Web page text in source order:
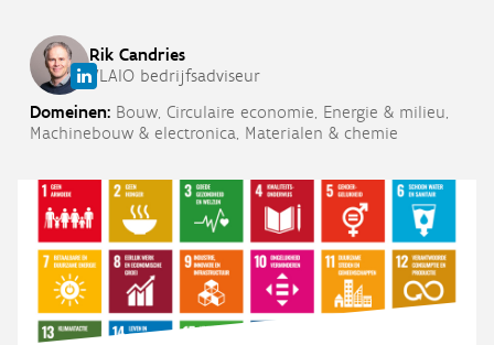
Rik Candries
VLAIO bedrijfsadviseur
Domeinen: Bouw, Circulaire economie, Energie & milieu,
Machinebouw & electronica, Materialen & chemie